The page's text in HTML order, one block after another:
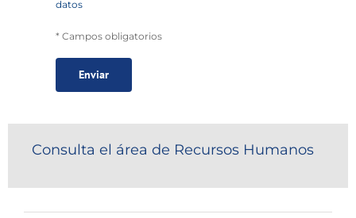
datos
* Campos obligatorios
Consulta el área de Recursos Humanos